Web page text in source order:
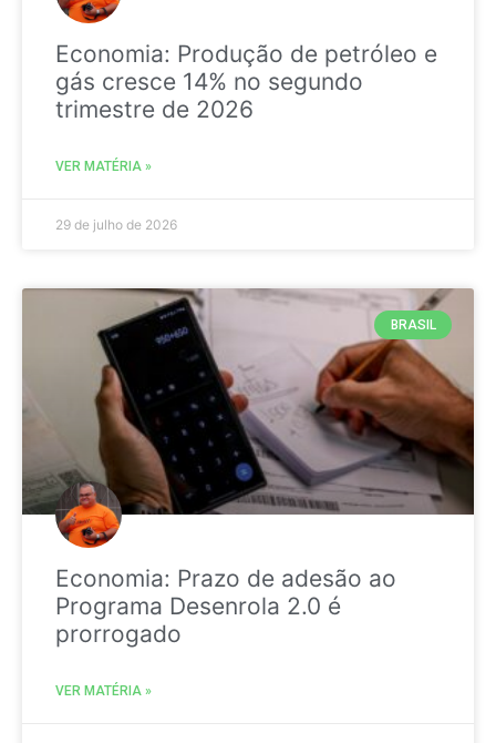
Economia: Produção de petróleo e
gás cresce 14% no segundo
trimestre de 2026
VER MATÉRIA »
29 de julho de 2026
BRASIL
Economia: Prazo de adesão ao
Programa Desenrola 2.0 é
prorrogado
VER MATÉRIA »